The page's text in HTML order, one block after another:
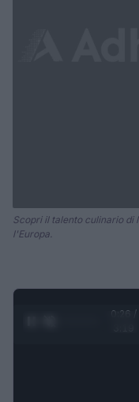
Scopri il talento culinario di
l'Europa.
0:27 /